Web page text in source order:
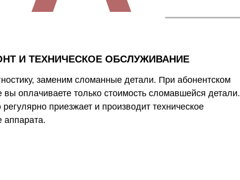
И ТЕХНИЧЕСКОЕ ОБСЛУЖИВАНИЕ
заменим сломанные детали. При абонентском
вы оплачиваете только стоимость сломавшейся детали.
приезжает и производит техническое
аппарата.